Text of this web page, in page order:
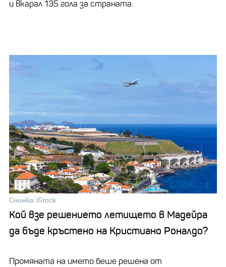
и вкарал 135 гола за страната.
Снимка: iStock
Кой взе решението летището в Мадейра
да бъде кръстено на Кристиано Роналдо?
Промяната на името беше решена от